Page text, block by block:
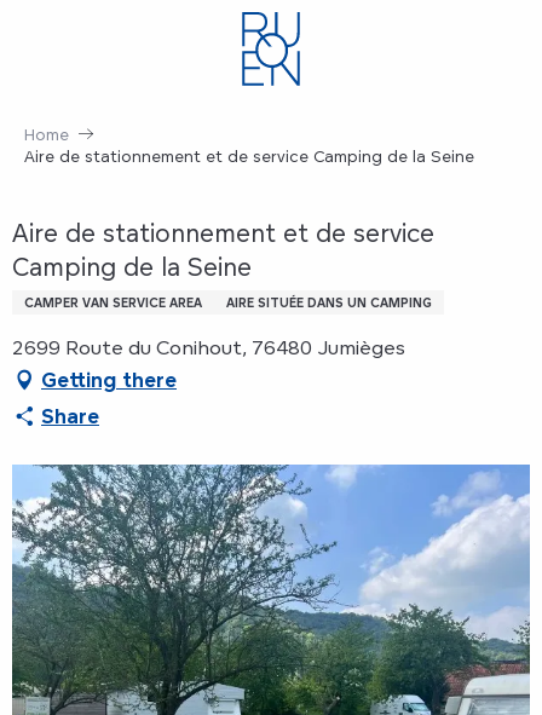
Home
Aire de stationnement et de service Camping de la Seine
Aire de stationnement et de service
Camping de la Seine
CAMPER VAN SERVICE AREA AIRE SITUÉE DANS UN CAMPING
2699 Route du Conihout, 76480 Jumièges
Getting there
Share